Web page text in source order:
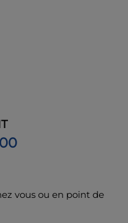
vous ou en point de